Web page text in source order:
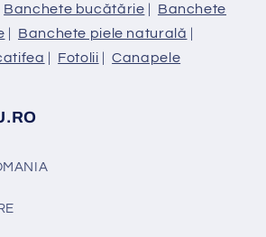
Banchete bucătărie | Banchete
| Banchete piele naturală |
| Fotolii |Canapele